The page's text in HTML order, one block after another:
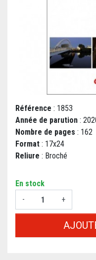
Référence : 1853
Année de parution :
Nombre de pages : 162
Format : 17x24
Reliure : Broché
En stock
-
+